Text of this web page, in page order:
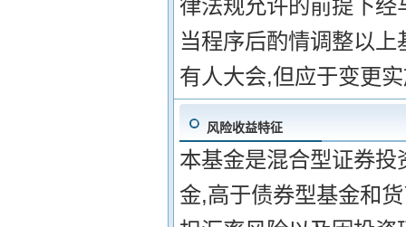
律法规允许的前提下
当程序后酌情调整以
有人大会,但应于变更
风险收益特征
本基金是混合型证券
金,高于债券型基金和